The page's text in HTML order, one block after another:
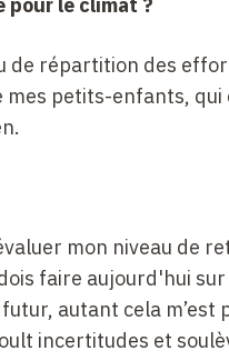
le climat ?
de répartition des
petits-enfants,
mon niveau de
faire aujourd'hui
autant cela m’est
incertitudes et